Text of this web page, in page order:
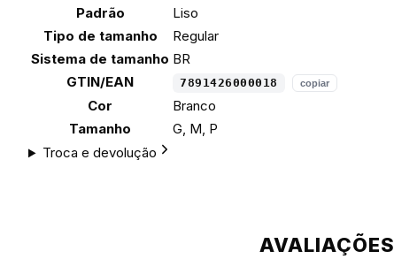
Padrão
Liso
Tipo de tamanho
Regular
Sistema de tamanho BR
GTIN/EAN
7891426000018 copiar
Cor
Branco
Tamanho
G, M, P
Troca e devolução
AVALIAÇÕES